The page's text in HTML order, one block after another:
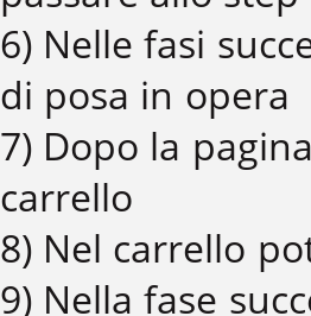
6) Nelle fasi
di posa in opera
7) Dopo la
carrello
8) Nel carrello
9) Nella fase